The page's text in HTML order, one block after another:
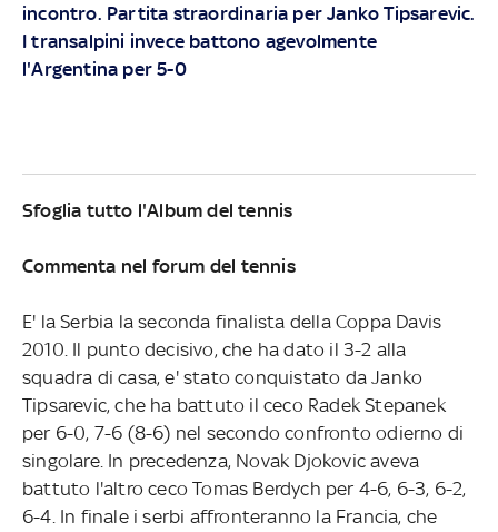
incontro. Partita straordinaria per Janko Tipsarevic.
I transalpini invece battono agevolmente
l'Argentina per 5-0
Sfoglia tutto l'Album del tennis
Commenta nel forum del tennis
E' la Serbia la seconda finalista della Coppa Davis
2010. Il punto decisivo, che ha dato il 3-2 alla
squadra di casa, e' stato conquistato da Janko
Tipsarevic, che ha battuto il ceco Radek Stepanek
per 6-0, 7-6 (8-6) nel secondo confronto odierno di
singolare. In precedenza, Novak Djokovic aveva
battuto l'altro ceco Tomas Berdych per 4-6, 6-3, 6-2,
6-4. In finale i serbi affronteranno la Francia, che